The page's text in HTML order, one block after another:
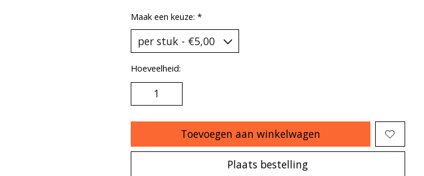
Maak een keuze: *
Hoeveelheid:
Toevoegen aan winkelwagen
Plaats bestelling